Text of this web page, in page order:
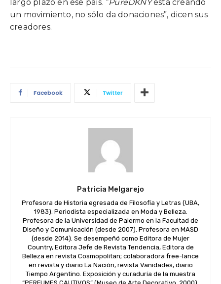
largo plazo en ese país. “PureDKNYestá creando
un movimiento, no sólo da donaciones”, dicen sus
creadores.
Facebook Twitter
Patricia Melgarejo
Profesora de Historia egresada de Filosofía y Letras (UBA,
1983). Periodista especializada en Moda y Belleza.
Profesora de la Universidad de Palermo en la Facultad de
Diseño y Comunicación (desde 2007). Profesora en MASD
(desde 2014). Se desempeñó como Editora de Mujer
Country, Editora Jefe de Revista Tendencia, Editora de
Belleza en revista Cosmopolitan; colaboradora free-lance
en revista y diario La Nación, revista Vanidades, diario
Tiempo Argentino. Exposición y curaduría de la muestra